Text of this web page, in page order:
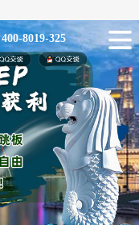
400-8019-325